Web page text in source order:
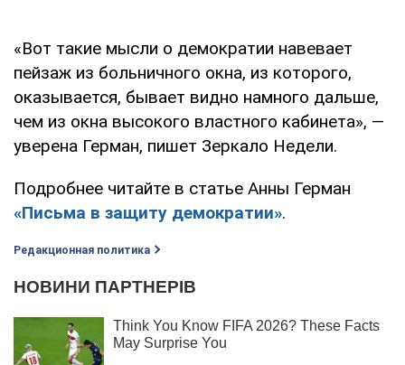
«Вот такие мысли о демократии навевает
пейзаж из больничного окна, из которого,
оказывается, бывает видно намного дальше,
чем из окна высокого властного кабинета», —
уверена Герман, пишет Зеркало Недели.
Подробнее читайте в статье Анны Герман
«Письма в защиту демократии».
Редакционная политика